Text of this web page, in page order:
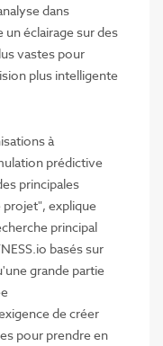
dans
éclairage sur des
vastes pour
plus intelligente
à
prédictive
principales
projet", explique
principal
basés sur
grande partie
de créer
pour prendre en